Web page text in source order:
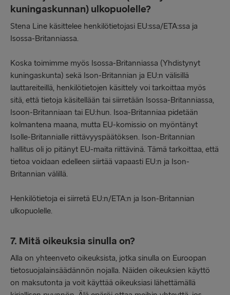
kuningaskunnan) ulkopuolelle?
Stena Line käsittelee henkilötietojasi EU:ssa/ETA:ssa ja
Isossa-Britanniassa.
Koska toimimme myös Isossa-Britanniassa (Yhdistynyt
kuningaskunta) sekä Ison-Britannian ja EU:n välisillä
lauttareiteillä, henkilötietojen käsittely voi tarkoittaa myös
sitä, että tietoja käsitellään tai siirretään Isossa-Britanniassa,
Isoon-Britanniaan tai EU:hun. Isoa-Britanniaa pidetään
kolmantena maana, mutta EU-komissio on myöntänyt
Isolle-Britannialle riittävyyspäätöksen. Ison-Britannian
hallitus oli jo pitänyt EU-maita riittävinä. Tämä tarkoittaa, että
tietoa voidaan edelleen siirtää vapaasti EU:n ja Ison-
Britannian välillä.
Henkilötietoja ei siirretä EU:n/ETA:n ja Ison-Britannian
ulkopuolelle.
7. Mitä oikeuksia sinulla on?
Alla on yhteenveto oikeuksista, jotka sinulla on Euroopan
tietosuojalainsäädännön nojalla. Näiden oikeuksien käyttö
on maksutonta ja voit käyttää oikeuksiasi lähettämällä